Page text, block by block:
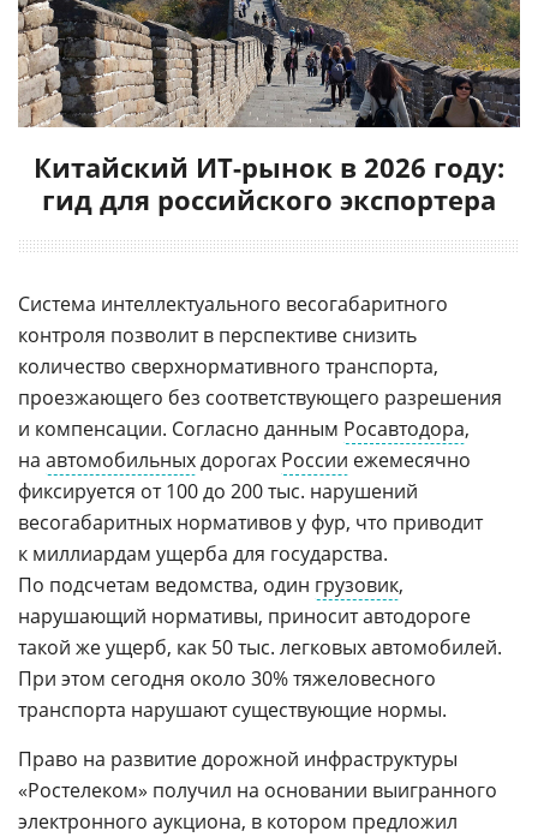
Китайский ИТ-рынок в 2026 году:
гид для российского экспортера
Система интеллектуального весогабаритного
контроля позволит в перспективе снизить
количество сверхнормативного транспорта,
проезжающего без соответствующего разрешения
и компенсации. Согласно данным Росавтодора,
на автомобильныхдорогах России ежемесячно
фиксируется от 100 до 200 тыс. нарушений
весогабаритных нормативов у фур, что приводит
к миллиардам ущерба для государства.
По подсчетам ведомства, один грузовик,
нарушающий нормативы, приносит автодороге
такой же ущерб, как 50 тыс. легковых автомобилей.
При этом сегодня около 30% тяжеловесного
транспорта нарушают существующие нормы.
Право на развитие дорожной инфраструктуры
«Ростелеком» получил на основании выигранного
электронного аукциона, в котором предложил